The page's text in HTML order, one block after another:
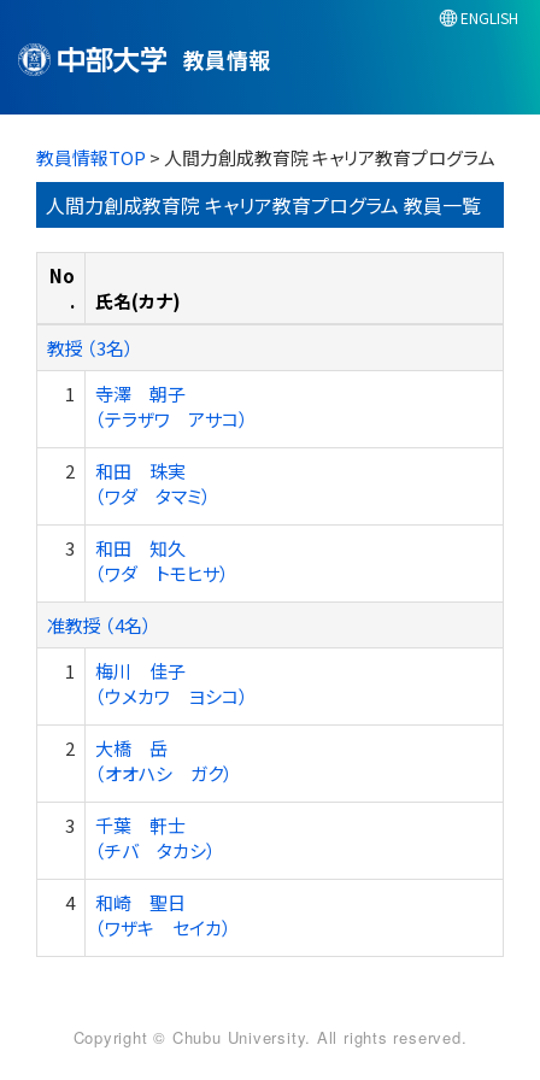
教員情報
ENGLISH
教員情報TOP > 人間力創成教育院 キャリア教育プログラム
人間力創成教育院 キャリア教育プログラム 教員一覧
No
.
氏名(カナ)
教授 （3名）
1
寺澤 朝子
（テラザワ アサコ）
2
和田 珠実
（ワダ タマミ）
3
和田 知久
（ワダ トモヒサ）
准教授 （4名）
1
梅川 佳子
（ウメカワ ヨシコ）
2
大橋 岳
（オオハシ ガク）
3
千葉 軒士
（チバ タカシ）
4
和崎 聖日
（ワザキ セイカ）
Copyright © Chubu University. All rights reserved.